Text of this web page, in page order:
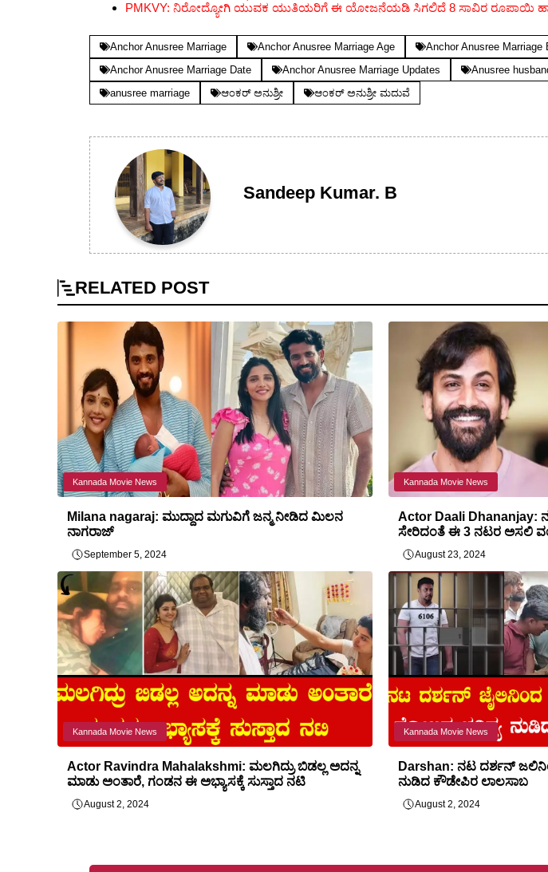
PMKVY: ನಿರೋದ್ಯೋಗಿ ಯುವಕ ಯುತಿಯರಿಗೆ ಈ ಯೋಜನೆಯಡಿ ಸಿಗಲಿದೆ 8 ಸಾವಿರ ರೂಪಾಯಿ
Anchor Anusree Marriage Anchor Anusree Marriage Age
Anchor Anusree Marriage
Anchor Anusree Marriage Date
Anchor Anusree Marriage Updates
Anusree
anusree marriage
ಆಂಕರ್ ಅನುಶ್ರೀ ಆಂಕರ್ ಅನುಶ್ರೀ ಮದುವೆ
Sandeep Kumar. B
RELATED POST
Kannada Movie News
Milana nagaraj: ಮುದ್ದಾದ ಮಗುವಿಗೆ ಜನ್ಮ ನೀಡಿದ ಮಿಲನ
ನಾಗರಾಜ್
September 5, 2024
Kannada Movie News
Actor Daali
ಸೇರಿದಂತೆ ಈ 3 ನಟರ ಅಸಲಿ
August 23, 2024
Kannada Movie News
Actor Ravindra Mahalakshmi: ಮಲಗಿದ್ರು ಬಿಡಲ್ಲ ಅದನ್ನ
ಮಾಡು ಅಂತಾರೆ, ಗಂಡನ ಈ ಅಭ್ಯಾಸಕ್ಕೆ ಸುಸ್ತಾದ ನಟಿ
August 2, 2024
Kannada Movie News
Darshan: ನಟ ದರ್ಶನ್
ನುಡಿದ ಕೌಡೇಪಿರ ಲಾಲಸಾಬ
August 2, 2024